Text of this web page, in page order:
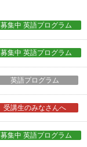
募集中 英語プログラム
募集中 英語プログラム
英語プログラム
受講生のみなさんへ
募集中 英語プログラム